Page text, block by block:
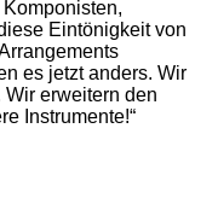
Eintönigkeit von
es jetzt anders. Wir
erweitern den
Instrumente!“